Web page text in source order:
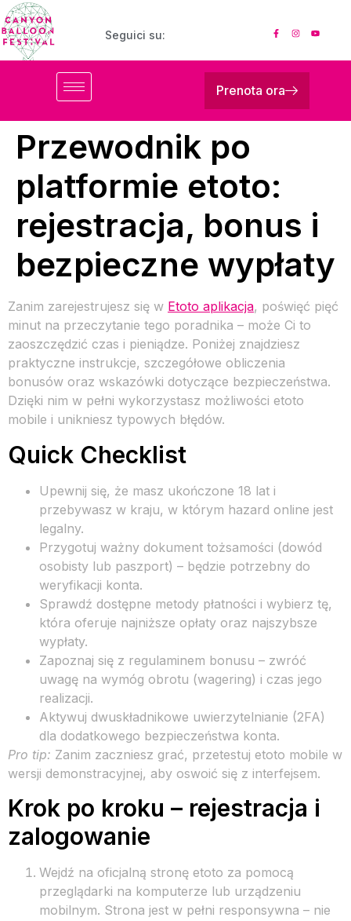
Seguici su:
Prenota ora
Przewodnik po
platformie etoto:
rejestracja, bonus i
bezpieczne wypłaty
Zanim zarejestrujesz się w Etoto aplikacja, poświęć pięć
minut na przeczytanie tego poradnika – może Ci to
zaoszczędzić czas i pieniądze. Poniżej znajdziesz
praktyczne instrukcje, szczegółowe obliczenia
bonusów oraz wskazówki dotyczące bezpieczeństwa.
Dzięki nim w pełni wykorzystasz możliwości etoto
mobile i unikniesz typowych błędów.
Quick Checklist
Upewnij się, że masz ukończone 18 lat i
przebywasz w kraju, w którym hazard online jest
legalny.
Przygotuj ważny dokument tożsamości (dowód
osobisty lub paszport) – będzie potrzebny do
weryfikacji konta.
Sprawdź dostępne metody płatności i wybierz tę,
która oferuje najniższe opłaty oraz najszybsze
wypłaty.
Zapoznaj się z regulaminem bonusu – zwróć
uwagę na wymóg obrotu (wagering) i czas jego
realizacji.
Aktywuj dwuskładnikowe uwierzytelnianie (2FA)
dla dodatkowego bezpieczeństwa konta.
Pro tip: Zanim zaczniesz grać, przetestuj etoto mobile w
wersji demonstracyjnej, aby oswoić się z interfejsem.
Krok po kroku – rejestracja i
zalogowanie
Wejdź na oficjalną stronę etoto za pomocą
przeglądarki na komputerze lub urządzeniu
mobilnym. Strona jest w pełni responsywna – nie